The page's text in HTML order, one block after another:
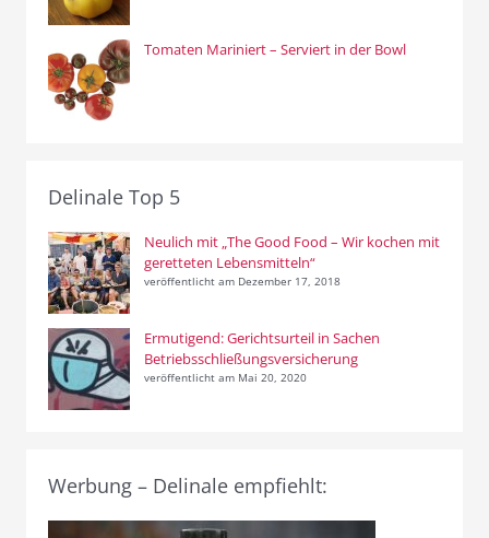
Tomaten Mariniert – Serviert in der Bowl
Delinale Top 5
Neulich mit „The Good Food – Wir kochen mit
geretteten Lebensmitteln“
veröffentlicht am Dezember 17, 2018
Ermutigend: Gerichtsurteil in Sachen
Betriebsschließungsversicherung
veröffentlicht am Mai 20, 2020
Werbung – Delinale empfiehlt: